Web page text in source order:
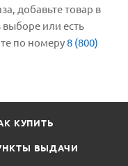
добавьте товар в
или есть
по номеру8 (800)
КУПИТЬ
ВЫДАЧИ